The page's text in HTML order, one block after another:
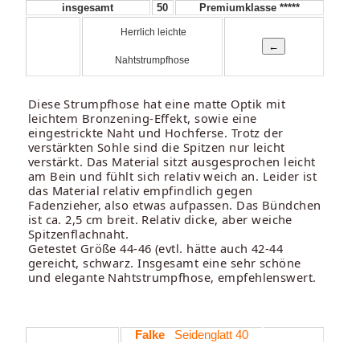
insgesamt 50 Premiumklasse *****
Herrlich leichte
Nahtstrumpfhose
Diese Strumpfhose hat eine matte Optik mit
leichtem Bronzening-Effekt, sowie eine
eingestrickte Naht und Hochferse. Trotz der
verstärkten Sohle sind die Spitzen nur leicht
verstärkt. Das Material sitzt ausgesprochen leicht
am Bein und fühlt sich relativ weich an. Leider ist
das Material relativ empfindlich gegen
Fadenzieher, also etwas aufpassen. Das Bündchen
ist ca. 2,5 cm breit. Relativ dicke, aber weiche
Spitzenflachnaht.
Getestet Größe 44-46 (evtl. hätte auch 42-44
gereicht, schwarz. Insgesamt eine sehr schöne
und elegante Nahtstrumpfhose, empfehlenswert.
FalkeSeidenglatt 40